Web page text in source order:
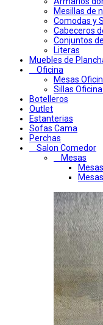
Mesillas de
Comodas y
Cabeceros
Conjuntos
Literas
Muebles de
Oficina
Mesas
Sillas
Botelleros
Outlet
Estanterias
Sofas Cama
Perchas
Salon Comedor
Mesas